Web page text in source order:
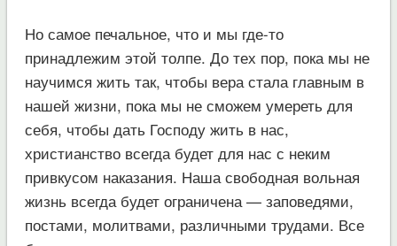
Но самое печальное, что и мы где-то
принадлежим этой толпе. До тех пор, пока мы не
научимся жить так, чтобы вера стала главным в
нашей жизни, пока мы не сможем умереть для
себя, чтобы дать Господу жить в нас,
христианство всегда будет для нас с неким
привкусом наказания. Наша свободная вольная
жизнь всегда будет ограничена — заповедями,
постами, молитвами, различными трудами. Все